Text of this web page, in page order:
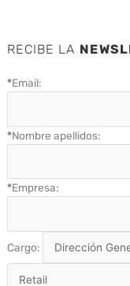
RECIBE LA
*Email:
*Nombre apellidos:
*Empresa:
Cargo: